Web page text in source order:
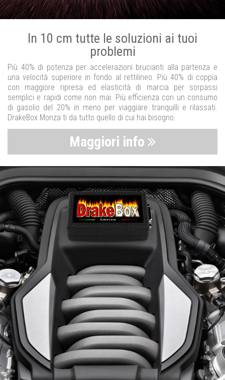
In 10 cm tutte le soluzioni ai tuoi
problemi
Più 40% di potenza per accelerazioni brucianti alla partenza e
una velocità superiore in fondo al rettilineo. Più 40% di coppia
con maggiore ripresa ed elasticità di marcia per sorpassi
semplici e rapidi come non mai. Più efficienza con un consumo
di gasolio del 20% in meno per viaggiare tranquilli e rilassati.
DrakeBox Monza ti da tutto quello di cui hai bisogno.
Maggiori info